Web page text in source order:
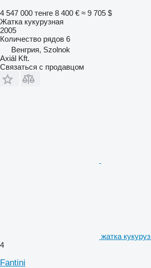
4 547 000 тенге 8 400 € ≈ 9 705 $
Жатка кукурузная
2005
Количество рядов 6
Венгрия, Szolnok
Axiál Kft.
Связаться с продавцом
жатка
4
Fantini